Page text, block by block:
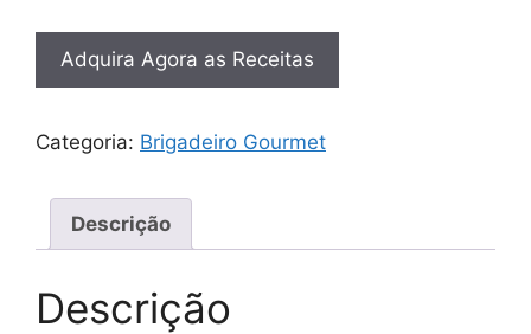
Adquira Agora as Receitas
Categoria: Brigadeiro Gourmet
Descrição
Descrição